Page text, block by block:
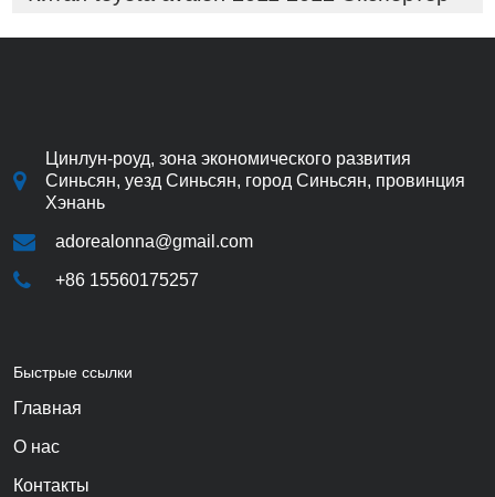
Цинлун-роуд, зона экономического развития
Синьсян, уезд Синьсян, город Синьсян, провинция
Хэнань
adorealonna@gmail.com
+86 15560175257
Быстрые ссылки
Главная
О нас
Контакты